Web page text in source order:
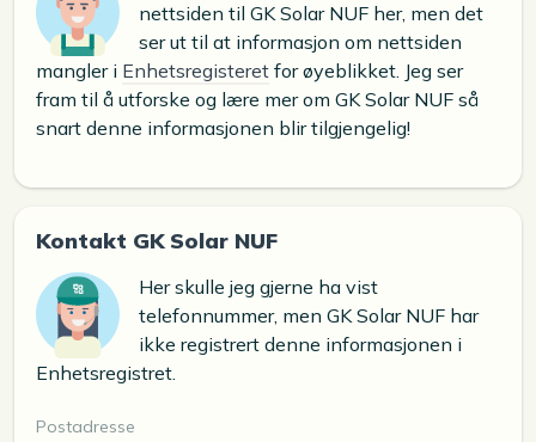
nettsiden til GK Solar NUF her, men det
ser ut til at informasjon om nettsiden
mangler i Enhetsregisteret for øyeblikket. Jeg ser
fram til å utforske og lære mer om GK Solar NUF så
snart denne informasjonen blir tilgjengelig!
Kontakt GK Solar NUF
Her skulle jeg gjerne ha vist
telefonnummer, men GK Solar NUF har
ikke registrert denne informasjonen i
Enhetsregistret.
Postadresse